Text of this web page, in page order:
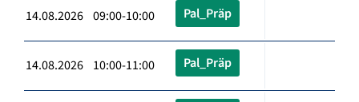
14.08.2026 09:00-10:00 Pal_Präp
14.08.2026 10:00-11:00 Pal_Präp